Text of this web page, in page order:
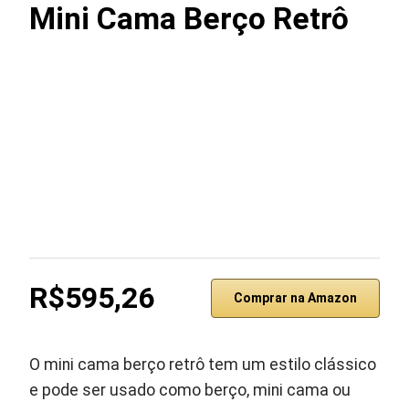
Mini Cama Berço Retrô
R$595,26 Comprar na Amazon
O mini cama berço retrô tem um estilo clássico
e pode ser usado como berço, mini cama ou